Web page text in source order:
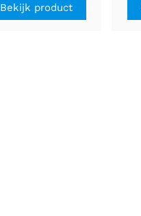
Bekijk product